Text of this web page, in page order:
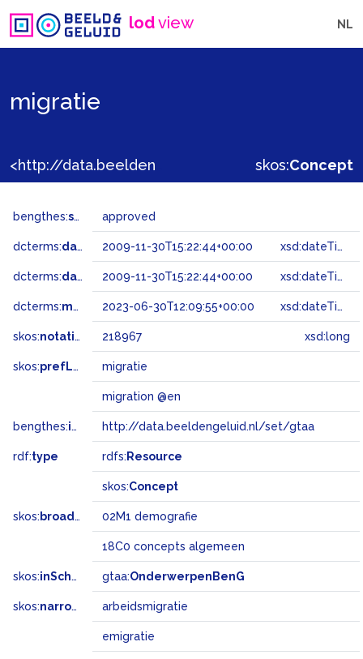
lodview NL
migratie
skos:Concept
bengthes:status approved
dcterms:dateAccepted 2009-11-30T15:22:44+00:00 xsd:dateTime
dcterms:dateSubmitted 2009-11-30T15:22:44+00:00 xsd:dateTime
dcterms:modified 2023-06-30T12:09:55+00:00 xsd:dateTime
skos:notation 218967 xsd:long
skos:prefLabel migratie
migration @en
bengthes:inSet http://data.beeldengeluid.nl/set/gtaa
rdf:type rdfs: Resource
skos:Concept
skos: broadMatch 02M1 demografie
18C0 concepts algemeen
skos:inScheme gtaa:OnderwerpenBenG
skos:narrower arbeidsmigratie
emigratie